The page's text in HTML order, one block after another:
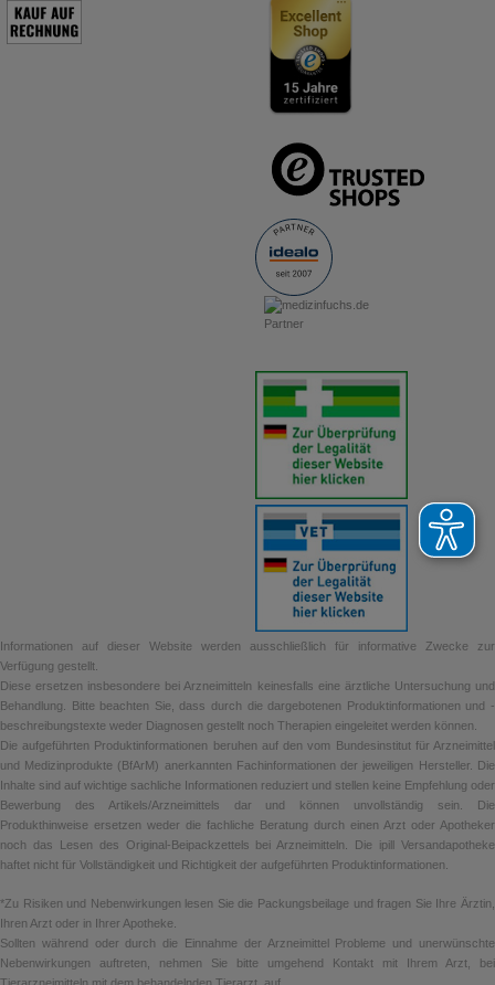
Informationen auf dieser Website werden ausschließlich für informative Zwecke zur
Verfügung gestellt.
Diese ersetzen insbesondere bei Arzneimitteln keinesfalls eine ärztliche Untersuchung und
Behandlung. Bitte beachten Sie, dass durch die dargebotenen Produktinformationen und -
beschreibungstexte weder Diagnosen gestellt noch Therapien eingeleitet werden können.
Die aufgeführten Produktinformationen beruhen auf den vom Bundesinstitut für Arzneimittel
und Medizinprodukte (BfArM) anerkannten Fachinformationen der jeweiligen Hersteller. Die
Inhalte sind auf wichtige sachliche Informationen reduziert und stellen keine Empfehlung oder
Bewerbung des Artikels/Arzneimittels dar und können unvollständig sein. Die
Produkthinweise ersetzen weder die fachliche Beratung durch einen Arzt oder Apotheker
noch das Lesen des Original-Beipackzettels bei Arzneimitteln. Die ipill Versandapotheke
haftet nicht für Vollständigkeit und Richtigkeit der aufgeführten Produktinformationen.
*Zu Risiken und Nebenwirkungen lesen Sie die Packungsbeilage und fragen Sie Ihre Ärztin,
Ihren Arzt oder in Ihrer Apotheke.
Sollten während oder durch die Einnahme der Arzneimittel Probleme und unerwünschte
Nebenwirkungen auftreten, nehmen Sie bitte umgehend Kontakt mit Ihrem Arzt, bei